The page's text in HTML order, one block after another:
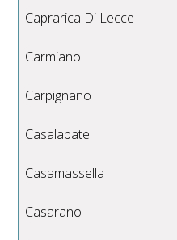
Caprarica Di Lecce
Carmiano
Carpignano
Casalabate
Casamassella
Casarano